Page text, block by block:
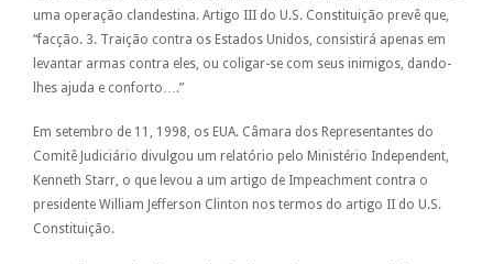
uma operação clandestina. Artigo III do U.S. Constituição prevê que,
“facção. 3. Traição contra os Estados Unidos, consistirá apenas em
levantar armas contra eles, ou coligar-se com seus inimigos, dando-
lhes ajuda e conforto….”
Em setembro de 11, 1998, os EUA. Câmara dos Representantes do
Comitê Judiciário divulgou um relatório pelo Ministério Independent,
Kenneth Starr, o que levou a um artigo de Impeachment contra o
presidente William Jefferson Clinton nos termos do artigo II do U.S.
Constituição.